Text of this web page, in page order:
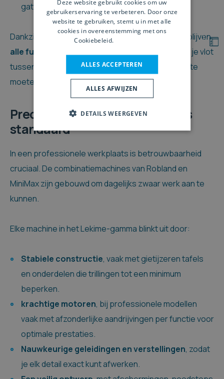
gatverbindingen
Dankzij een slim ontwerp en stevige constructie blijven
alle functies nauwkeurig afgestemd
. Zo wissel je vlot
tussen bewerkingen, zonder telkens je werkstuk te
moeten verplaatsen of instellingen te verliezen.
Precisie, kracht en veiligheid als
standaard
In een professionele werkplaats is betrouwbaarheid
cruciaal. De combinatiemachines van Robland en
MiniMax zijn gebouwd om dagelijks zwaar werk aan te
kunnen.
Elke machine in het Lekime-gamma blinkt uit door:
Stabiele constructie, vaak met gietijzeren tafels
en onderdelen die trillingen tot een minimum
beperken.
krachtige motoren, bij professionele modellen
vaak met afzonderlijke aandrijvingen per functie voor
optimale prestaties.
Nauwkeurige geleidingen en verstellingen, zodat
je elk detail exact kunt afwerken.
Deze website gebruikt cookies om uw
gebruikerservaring te verbeteren. Door onze
website te gebruiken, stemt u in met alle
cookies in overeenstemming met ons
Cookiebeleid.
ALLES ACCEPTEREN
ALLES AFWIJZEN
DETAILS WEERGEVEN